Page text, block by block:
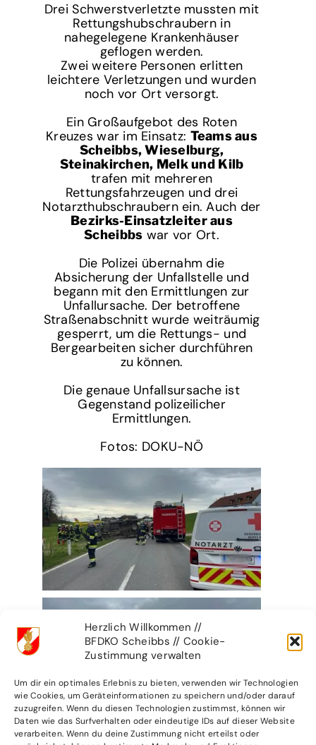
Herzlich Willkommen //
BFDKO Scheibbs // Cookie-
Zustimmung verwalten
Um dir ein optimales Erlebnis zu bieten, verwenden wir Technologien
wie Cookies, um Geräteinformationen zu speichern und/oder darauf
zuzugreifen. Wenn du diesen Technologien zustimmst, können wir
Daten wie das Surfverhalten oder eindeutige IDs auf dieser Website
verarbeiten. Wenn du deine Zustimmung nicht erteilst oder
Drei Schwerstverletzte mussten mit
Rettungshubschraubern in
nahegelegene Krankenhäuser
geflogen werden.
Zwei weitere Personen erlitten
leichtere Verletzungen und wurden
noch vor Ort versorgt.
Ein Großaufgebot des Roten
Kreuzes war im Einsatz: Teams aus
Scheibbs, Wieselburg,
Steinakirchen, Melk und Kilb
trafen mit mehreren
Rettungsfahrzeugen und drei
Notarzthubschraubern ein. Auch der
Bezirks-Einsatzleiter aus
Scheibbs war vor Ort.
Die Polizei übernahm die
Absicherung der Unfallstelle und
begann mit den Ermittlungen zur
Unfallursache. Der betroffene
Straßenabschnitt wurde weiträumig
gesperrt, um die Rettungs- und
Bergearbeiten sicher durchführen
zu können.
Die genaue Unfallsursache ist
Gegenstand polizeilicher
Ermittlungen.
Fotos: DOKU-NÖ